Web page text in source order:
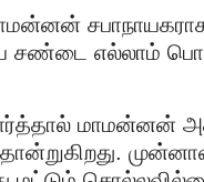
சண்டை எல்லாம்
மாமன்னன்